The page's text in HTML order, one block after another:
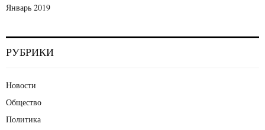
Январь 2019
РУБРИКИ
Новости
Общество
Политика